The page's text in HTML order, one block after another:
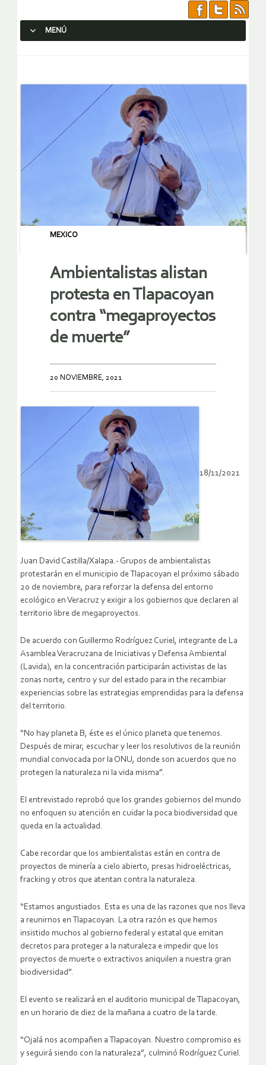
MENÚ
MEXICO
Ambientalistas alistan
protesta en Tlapacoyan
contra “megaproyectos
de muerte”
20 NOVIEMBRE, 2021
18/11/2021
Juan David Castilla/Xalapa.- Grupos de ambientalistas
protestarán en el municipio de Tlapacoyan el próximo sábado
20 de noviembre, para reforzar la defensa del entorno
ecológico en Veracruz y exigir a los gobiernos que declaren al
territorio libre de megaproyectos.
De acuerdo con Guillermo Rodríguez Curiel, integrante de La
Asamblea Veracruzana de Iniciativas y Defensa Ambiental
(Lavida), en la concentración participarán activistas de las
zonas norte, centro y sur del estado para in the recambiar
experiencias sobre las estrategias emprendidas para la defensa
del territorio.
“No hay planeta B, éste es el único planeta que tenemos.
Después de mirar, escuchar y leer los resolutivos de la reunión
mundial convocada por la ONU, donde son acuerdos que no
protegen la naturaleza ni la vida misma”.
El entrevistado reprobó que los grandes gobiernos del mundo
no enfoquen su atención en cuidar la poca biodiversidad que
queda en la actualidad.
Cabe recordar que los ambientalistas están en contra de
proyectos de minería a cielo abierto, presas hidroeléctricas,
fracking y otros que atentan contra la naturaleza.
“Estamos angustiados. Esta es una de las razones que nos lleva
a reunirnos en Tlapacoyan. La otra razón es que hemos
insistido muchos al gobierno federal y estatal que emitan
decretos para proteger a la naturaleza e impedir que los
proyectos de muerte o extractivos aniquilen a nuestra gran
biodiversidad”.
El evento se realizará en el auditorio municipal de Tlapacoyan,
en un horario de diez de la mañana a cuatro de la tarde.
“Ojalá nos acompañen a Tlapacoyan. Nuestro compromiso es
y seguirá siendo con la naturaleza”, culminó Rodríguez Curiel.